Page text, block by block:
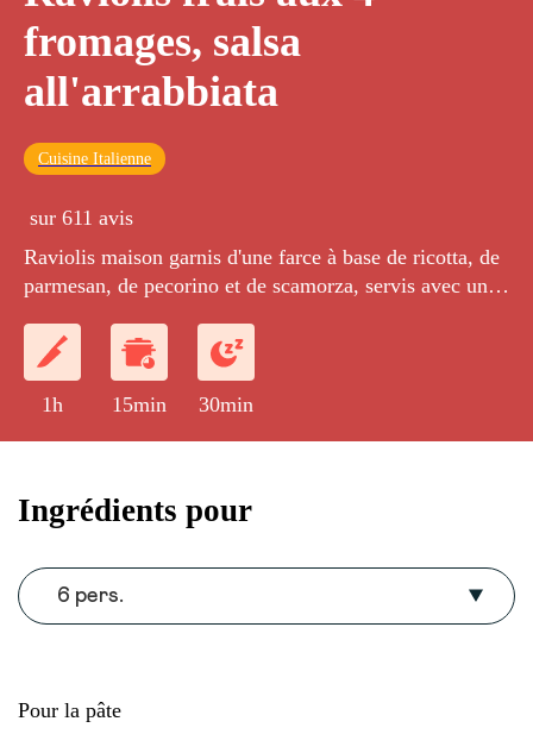
fromages, salsa
all'arrabbiata
Cuisine Italienne
sur 611 avis
Raviolis maison garnis d'une farce à base de ricotta, de
parmesan, de pecorino et de scamorza, servis avec une
d'ail, de piment et de basilic.
1h 15min 30min
Ingrédients pour
6 pers.
Pour la pâte